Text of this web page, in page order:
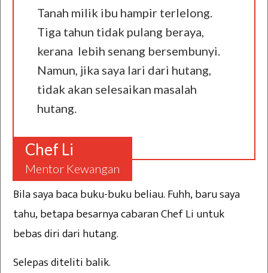
Tanah milik ibu hampir terlelong.
Tiga tahun tidak pulang beraya,
kerana lebih senang bersembunyi.
Namun, jika saya lari dari hutang,
tidak akan selesaikan masalah
hutang.
Chef Li
Mentor Kewangan
Bila saya baca buku-buku beliau. Fuhh, baru saya
tahu, betapa besarnya cabaran Chef Li untuk
bebas diri dari hutang.
Selepas diteliti balik.